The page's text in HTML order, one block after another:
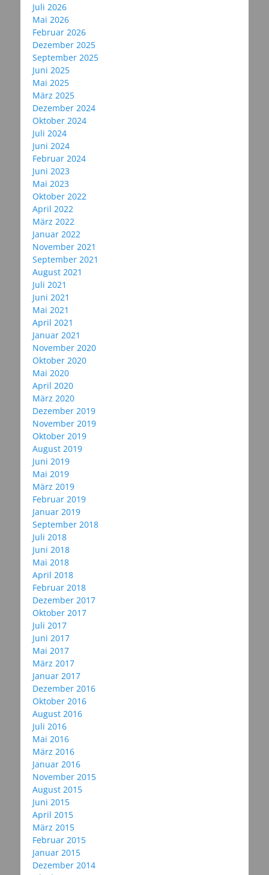
Juli 2026
Mai 2026
Februar 2026
Dezember 2025
September 2025
Juni 2025
Mai 2025
März 2025
Dezember 2024
Oktober 2024
Juli 2024
Juni 2024
Februar 2024
Juni 2023
Mai 2023
Oktober 2022
April 2022
März 2022
Januar 2022
November 2021
September 2021
August 2021
Juli 2021
Juni 2021
Mai 2021
April 2021
Januar 2021
November 2020
Oktober 2020
Mai 2020
April 2020
März 2020
Dezember 2019
November 2019
Oktober 2019
August 2019
Juni 2019
Mai 2019
März 2019
Februar 2019
Januar 2019
September 2018
Juli 2018
Juni 2018
Mai 2018
April 2018
Februar 2018
Dezember 2017
Oktober 2017
Juli 2017
Juni 2017
Mai 2017
März 2017
Januar 2017
Dezember 2016
Oktober 2016
August 2016
Juli 2016
Mai 2016
März 2016
Januar 2016
November 2015
August 2015
Juni 2015
April 2015
März 2015
Februar 2015
Januar 2015
Dezember 2014